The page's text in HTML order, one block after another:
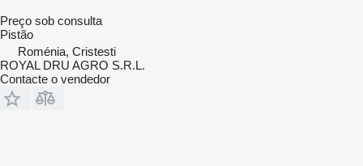
Preço sob consulta
Pistão
Roménia, Cristesti
ROYAL DRU AGRO S.R.L.
Contacte o vendedor